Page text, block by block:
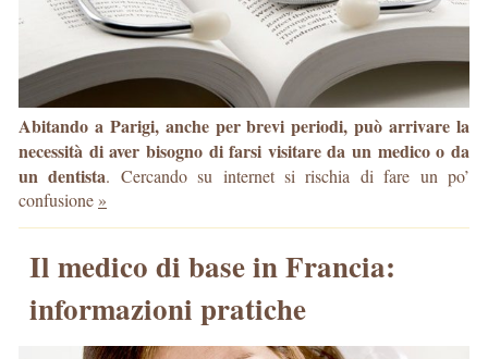
Abitando a Parigi, anche per brevi periodi, può arrivare la
necessità di aver bisogno di farsi visitare da un medico o da
un dentista. Cercando su internet si rischia di fare un po’
confusione »
Il medico di base in Francia:
informazioni pratiche